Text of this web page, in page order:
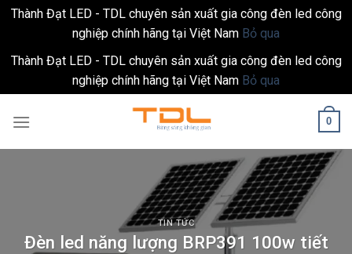
Thành Đạt LED - TDL chuyên sản xuất gia công đèn led công
nghiệp chính hãng tại Việt Nam Bỏ qua
Thành Đạt LED - TDL chuyên sản xuất gia công đèn led công
nghiệp chính hãng tại Việt Nam Bỏ qua
0
TIN TỨC
Đèn led năng lượng BRP391 100w tiết